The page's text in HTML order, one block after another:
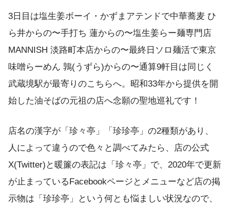
3日目は塩生姜ボーイ・かずまアテンドで中華蕎麦 ひ
ら井からの〜手打ち 蓮からの〜塩生姜らー麺専門店
MANNISH 淡路町本店からの〜最終日ソロ麺活で東京
味噌らーめん 鶉(うずら)からの〜通算9軒目は同じく
武蔵境駅が最寄りのこちらへ。昭和33年から提供を開
始した油そばの元祖の店へ念願の聖地巡礼です！
店名の漢字が「珍々亭」「珍珍亭」の2種類があり、
人によって違うので色々と調べてみたら、店の公式
X(Twitter)と暖簾の表記は「珍々亭」で、2020年で更新
が止まっているFacebookページとメニューなど店の掲
示物は「珍珍亭」という何とも悩ましい状況なので、